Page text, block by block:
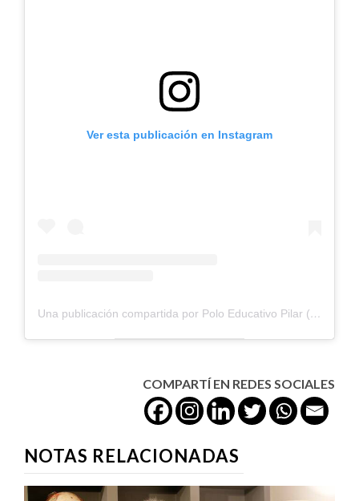
Ver esta publicación en Instagram
Una publicación compartida por Polo Educativo Pilar (@poloeducativopilar)
COMPARTÍ EN REDES SOCIALES
NOTAS RELACIONADAS